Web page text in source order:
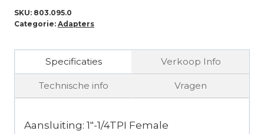
SKU: 803.095.0
Categorie: Adapters
Specificaties Verkoop Info
Technische info Vragen
Aansluiting: 1″-1/4TPI Female